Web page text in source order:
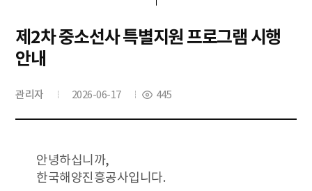
제2차 중소선사 특별지원 프로그램 시행
안내
관리자 2026-06-17 445
안녕하십니까,
한국해양진흥공사입니다.